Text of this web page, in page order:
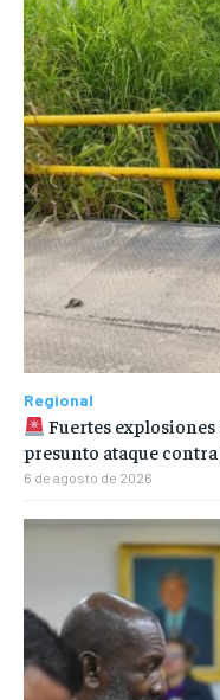
Regional
Fuertes
presunto ataque
6 de agosto de 2026